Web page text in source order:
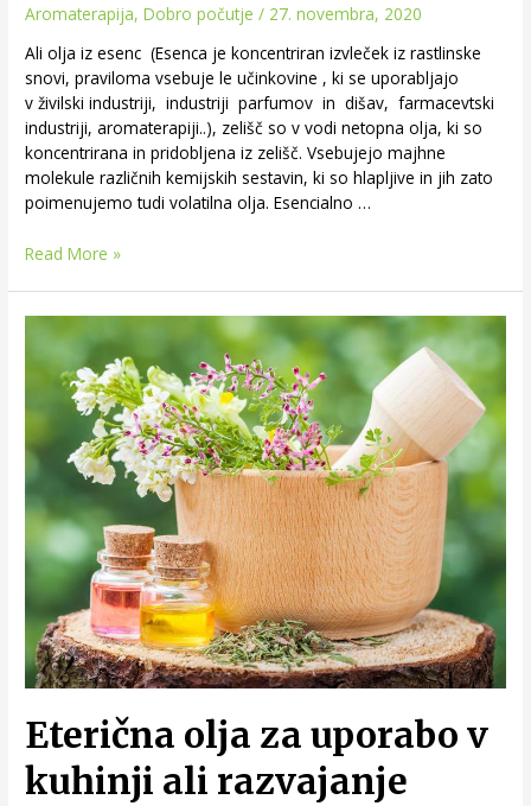
Aromaterapija,Dobro počutje / 27. novembra, 2020
Ali olja iz esenc (Esenca je koncentriran izvleček iz rastlinske
snovi, praviloma vsebuje le učinkovine , ki se uporabljajo
v živilski industriji, industriji parfumov in dišav, farmacevtski
industriji, aromaterapiji..), zelišč so v vodi netopna olja, ki so
koncentrirana in pridobljena iz zelišč. Vsebujejo majhne
molekule različnih kemijskih sestavin, ki so hlapljive in jih zato
poimenujemo tudi volatilna olja. Esencialno …
Read More »
Eterična olja za uporabo v
kuhinji ali razvajanje